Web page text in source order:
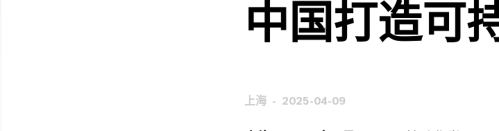
中国打造可
上海 2025-04-09